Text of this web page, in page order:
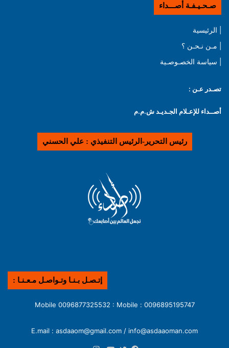
صـحـيـفـة أصـــداء
| الرئيسية
| مـن نـحـن ؟
| سياسة الخصـوصـية
تصـدر عـن :
أصــداء للإعـلام الجـديـد ش.م.م
رئيس التحرير-الرئيس التنفيذي : علي الحسني
إتـصـل بـنـا وتـواصـل مـعـنـا :
0096895195747 : Mobile 0096877325532 : Mobile
E.mail : asdaaom@gmail.com / info@asdaaoman.com